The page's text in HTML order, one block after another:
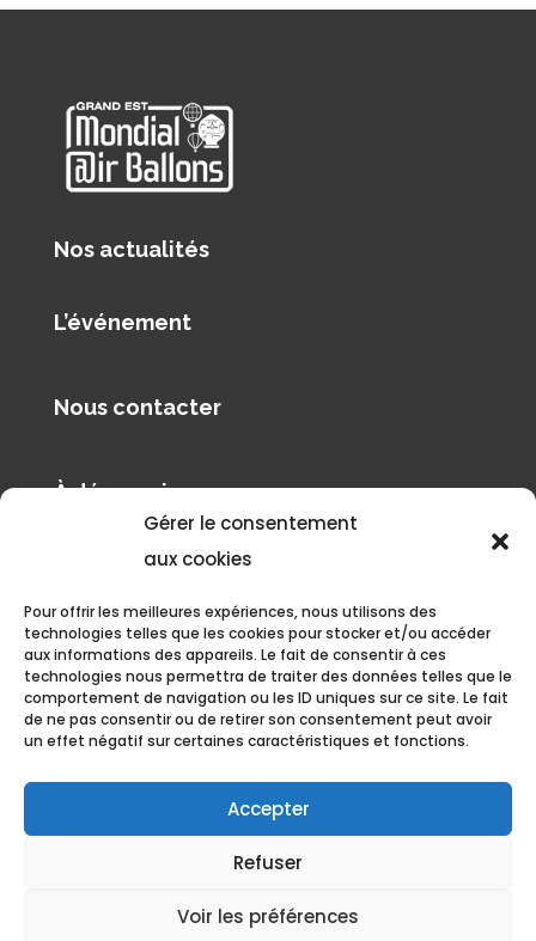
Gérer le consentement
aux cookies
Pour offrir les meilleures expériences, nous utilisons des
technologies telles que les cookies pour stocker et/ou accéder
aux informations des appareils. Le fait de consentir à ces
technologies nous permettra de traiter des données telles que le
comportement de navigation ou les ID uniques sur ce site. Le fait
de ne pas consentir ou de retirer son consentement peut avoir
un effet négatif sur certaines caractéristiques et fonctions.
Accepter
Refuser
Voir les préférences
Nos actualités
L’événement
Nous contacter
À découvrir
Politique de confidentialité et gestion des données
Grand Est Mondial Air Ballons, tous droits réservés. 2023 •
Aérodrome de Chambley, 11 Boulevard Antoine de Saint Exupéry,
54470 Hagéville